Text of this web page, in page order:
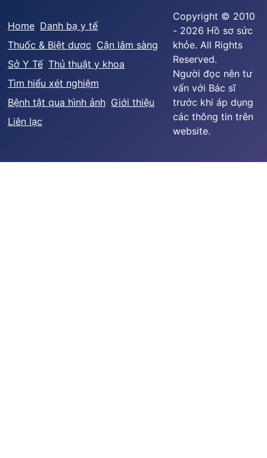
Home Danh bạ y tế
Thuốc & Biệt dược Cận lâm sàng
Sở Y Tế Thủ thuật y khoa
Tìm hiểu xét nghiệm
Bệnh tật qua hình ảnh Giới thiệu
Liên lạc
Copyright © 2010
- 2026 Hồ sơ sức
khỏe. All Rights
Reserved.
Người đọc nên tư
vấn với Bác sĩ
trước khi áp dụng
các thông tin trên
website.